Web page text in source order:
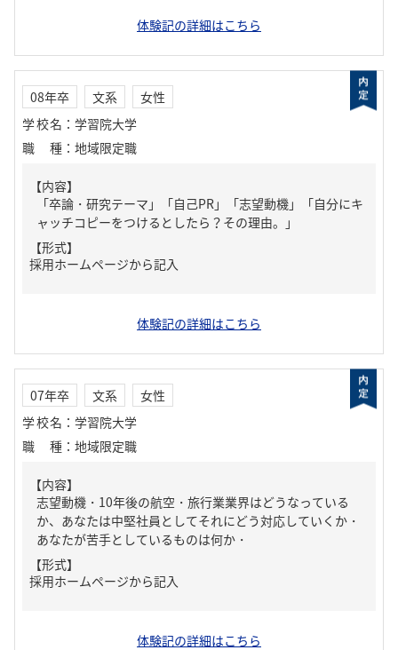
体験記の詳細はこちら
08年卒 文系
女性
学校名 ： 学習院大学
職種 ： 地域限定職
【内容】
「卒論・研究テーマ」「自己PR」「志望動機」「自分にキ
ャッチコピーをつけるとしたら？その理由。」
【形式】
採用ホームページから記入
体験記の詳細はこちら
07年卒 文系
女性
学校名 ： 学習院大学
職種 ： 地域限定職
【内容】
志望動機・10年後の航空・旅行業業界はどうなっている
か、あなたは中堅社員としてそれにどう対応していくか・
あなたが苦手としているものは何か・
【形式】
採用ホームページから記入
体験記の詳細はこちら